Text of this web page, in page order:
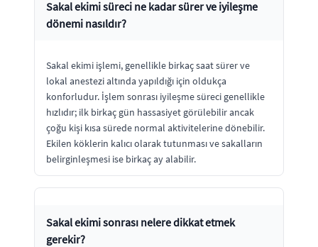
Sakal ekimi süreci ne kadar sürer ve iyileşme
dönemi nasıldır?
Sakal ekimi işlemi, genellikle birkaç saat sürer ve
lokal anestezi altında yapıldığı için oldukça
konforludur. İşlem sonrası iyileşme süreci genellikle
hızlıdır; ilk birkaç gün hassasiyet görülebilir ancak
çoğu kişi kısa sürede normal aktivitelerine dönebilir.
Ekilen köklerin kalıcı olarak tutunması ve sakalların
belirginleşmesi ise birkaç ay alabilir.
Sakal ekimi sonrası nelere dikkat etmek
gerekir?